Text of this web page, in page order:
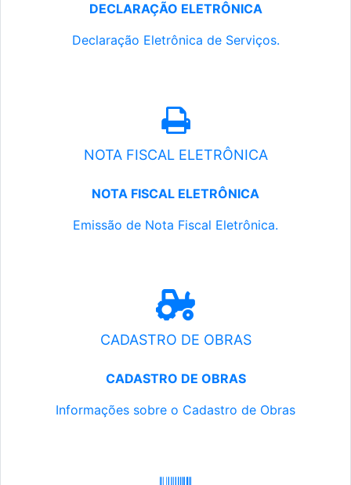
DECLARAÇÃO ELETRÔNICA
Declaração Eletrônica de Serviços.
NOTA FISCAL ELETRÔNICA
NOTA FISCAL ELETRÔNICA
Emissão de Nota Fiscal Eletrônica.
CADASTRO DE OBRAS
CADASTRO DE OBRAS
Informações sobre o Cadastro de Obras